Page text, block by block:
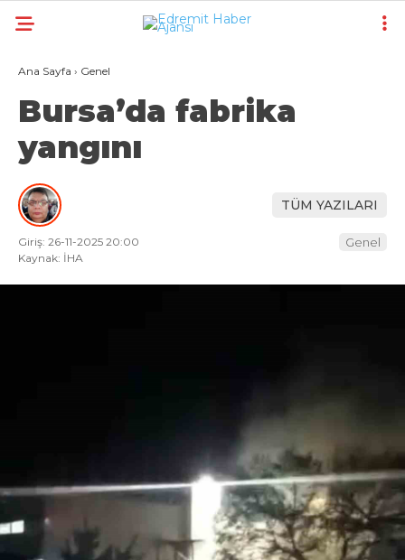
Ana Sayfa › Genel
Bursa’da fabrika
yangını
TÜM YAZILARI
Giriş: 26-11-2025 20:00
Kaynak: İHA
Genel